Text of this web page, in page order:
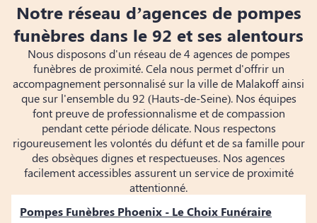
Notre réseau d’agences de pompes
funèbres dans le 92 et ses alentours
Nous disposons d'un réseau de 4 agences de pompes
funèbres de proximité. Cela nous permet d'offrir un
accompagnement personnalisé sur la ville de Malakoff ainsi
que sur l'ensemble du 92 (Hauts-de-Seine). Nos équipes
font preuve de professionnalisme et de compassion
pendant cette période délicate. Nous respectons
rigoureusement les volontés du défunt et de sa famille pour
des obsèques dignes et respectueuses. Nos agences
facilement accessibles assurent un service de proximité
attentionné.
Pompes Funèbres Phoenix - Le Choix Funéraire